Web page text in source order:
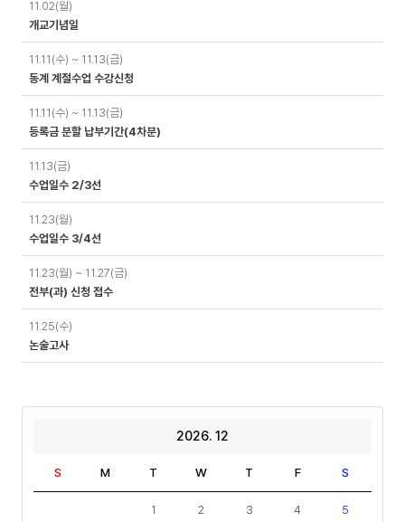
11.02(월)
개교기념일
11.11(수) ~ 11.13(금)
동계 계절수업 수강신청
11.11(수) ~ 11.13(금)
등록금 분할 납부기간(4차분)
11.13(금)
수업일수 2/3선
11.23(월)
수업일수 3/4선
11.23(월) ~ 11.27(금)
전부(과) 신청 접수
11.25(수)
논술고사
2026. 12
S M T W T F S
1 2 3 4 5